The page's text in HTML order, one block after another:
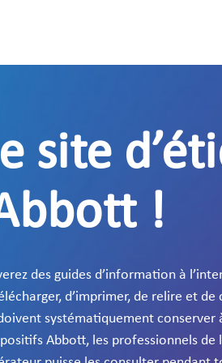
site
!
des guides d’information à
d’imprimer, de relire et de
systématiquement conserver
Abbott, les professionnels de